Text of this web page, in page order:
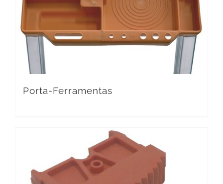
Porta-Ferramentas